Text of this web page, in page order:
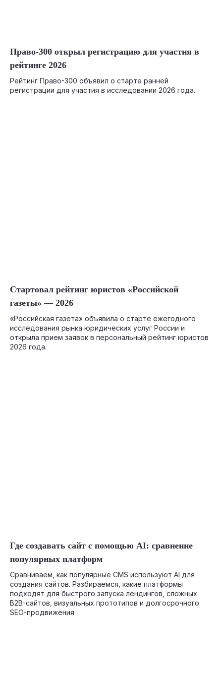
Право-300 открыл регистрацию для участия в
рейтинге 2026
Рейтинг Право-300 объявил о старте ранней
регистрации для участия в исследовании 2026 года.
Стартовал рейтинг юристов «Российской
газеты» — 2026
«Российская газета» объявила о старте ежегодного
исследования рынка юридических услуг России и
открыла прием заявок в персональный рейтинг юристов
2026 года.
Где создавать сайт с помощью AI: сравнение
популярных платформ
Сравниваем, как популярные CMS используют AI для
создания сайтов. Разбираемся, какие платформы
подходят для быстрого запуска лендингов, сложных
B2B-сайтов, визуальных прототипов и долгосрочного
SEO-продвижения